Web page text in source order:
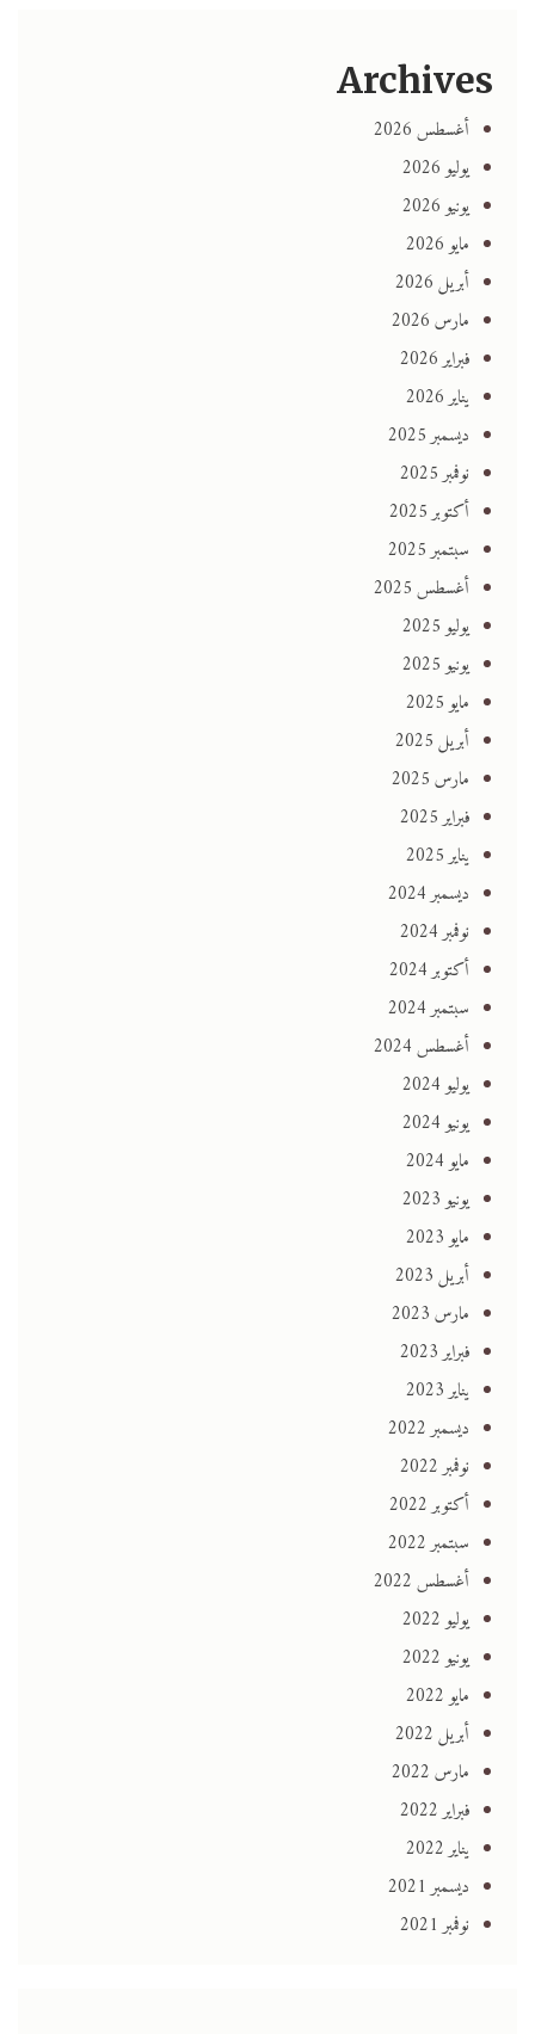
Archives
أغسطس 2026
يوليو 2026
يونيو 2026
مايو 2026
أبريل 2026
مارس 2026
فبراير 2026
يناير 2026
ديسمبر 2025
نوفمبر 2025
أكتوبر 2025
سبتمبر 2025
أغسطس 2025
يوليو 2025
يونيو 2025
مايو 2025
أبريل 2025
مارس 2025
فبراير 2025
يناير 2025
ديسمبر 2024
نوفمبر 2024
أكتوبر 2024
سبتمبر 2024
أغسطس 2024
يوليو 2024
يونيو 2024
مايو 2024
يونيو 2023
مايو 2023
أبريل 2023
مارس 2023
فبراير 2023
يناير 2023
ديسمبر 2022
نوفمبر 2022
أكتوبر 2022
سبتمبر 2022
أغسطس 2022
يوليو 2022
يونيو 2022
مايو 2022
أبريل 2022
مارس 2022
فبراير 2022
يناير 2022
ديسمبر 2021
نوفمبر 2021